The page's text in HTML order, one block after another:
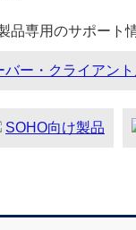
品専用のサポート
バー・クライアン
SOHO向け製品